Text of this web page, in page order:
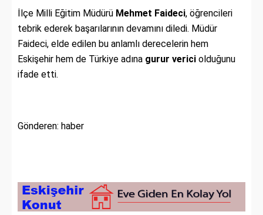
İlçe Milli Eğitim Müdürü Mehmet Faideci, öğrencileri
tebrik ederek başarılarının devamını diledi. Müdür
Faideci, elde edilen bu anlamlı derecelerin hem
Eskişehir hem de Türkiye adına gurur verici olduğunu
ifade etti.
Gönderen: haber